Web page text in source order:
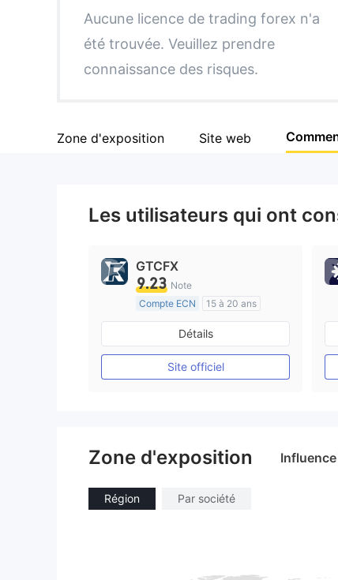
5
6
9
9
Aucune licence de trading forex n'a
été trouvée. Veuillez prendre
connaissance des risques.
Zone d'exposition Site web
Les utilisateurs qui ont
GTCFX
9.23 Note
Compte ECN
15 à 20 ans
Réglementation de Royaume-Uni
Market Making (MM)
Etiquette principale MT4
Détails
Site officiel
Zone d'exposition Influence
Région Par société